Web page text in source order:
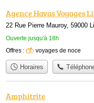
Agence Havas Voyages
22 Rue Pierre Mauroy, 59000
Ouverte jusqu'à 18h
Offres : voyages de noce
Horaires
Amphitrite